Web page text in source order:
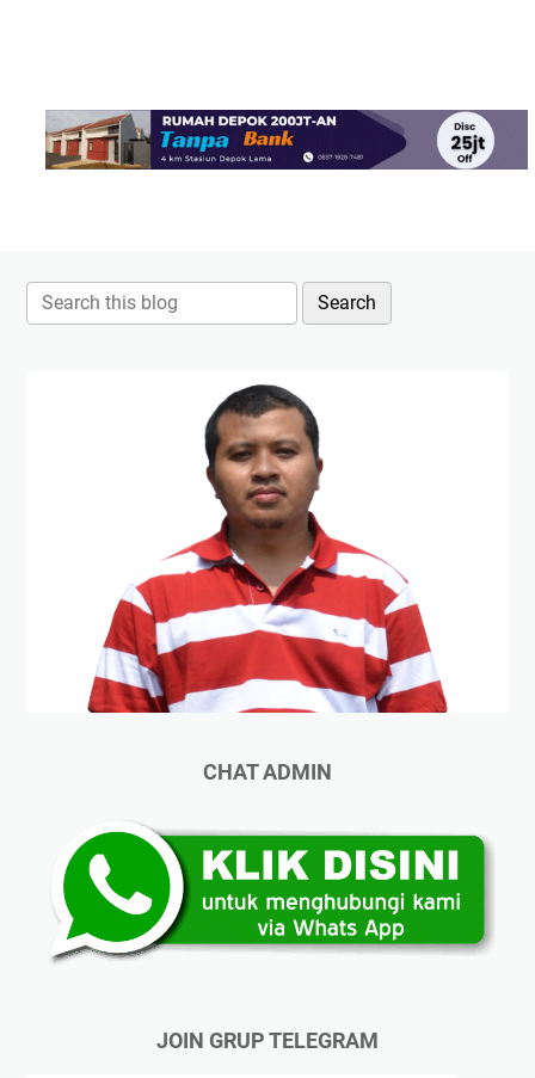
CHAT ADMIN
JOIN GRUP TELEGRAM